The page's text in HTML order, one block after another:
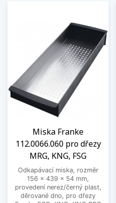
Miska Franke
112.0066.060 pro dřezy
MRG, KNG, FSG
Odkapávací miska, rozměr
156 x 439 x 54 mm,
provedení nerez/černý plast,
děrované dno, pro dřezy